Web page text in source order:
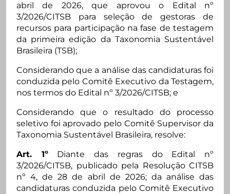
abril de 2026, que aprovou o Edital nº
3/2026/CITSB para seleção de gestoras de
recursos para participação na fase de testagem
da primeira edição da Taxonomia Sustentável
Brasileira (TSB);
Considerando que a análise das candidaturas foi
conduzida pelo Comitê Executivo da Testagem,
nos termos do Edital nº 3/2026/CITSB; e
Considerando que o resultado do processo
seletivo foi aprovado pelo Comitê Supervisor da
Taxonomia Sustentável Brasileira, resolve:
Art. 1ºDiante das regras do Edital nº
3/2026/CITSB, publicado pela Resolução CITSB
nº 4, de 28 de abril de 2026; da análise das
candidaturas conduzida pelo Comitê Executivo